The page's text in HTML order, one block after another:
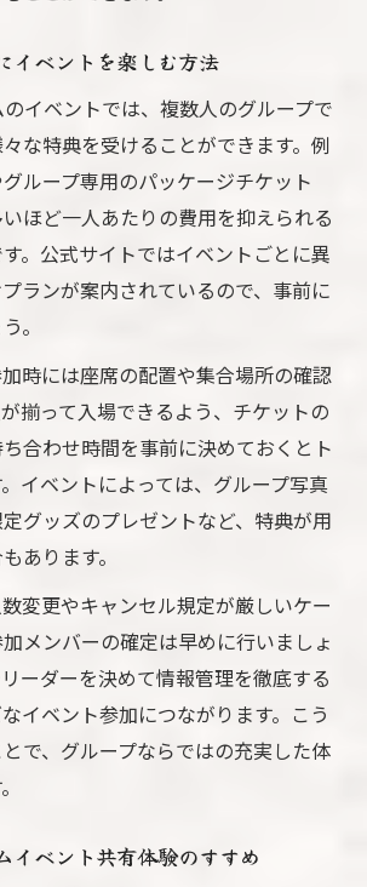
イベントを楽しむ方法
イベントでは、複数人のグループで
な特典を受けることができます。例
ループ専用のパッケージチケット
ほど一人あたりの費用を抑えられる
。公式サイトではイベントごとに異
ランが案内されているので、事前に
。
時には座席の配置や集合場所の確認
揃って入場できるよう、チケットの
合わせ時間を事前に決めておくとト
イベントによっては、グループ写真
グッズのプレゼントなど、特典が用
あります。
変更やキャンセル規定が厳しいケー
メンバーの確定は早めに行いましょ
ーダーを決めて情報管理を徹底する
イベント参加につながります。こう
で、グループならではの充実した体
イベント共有体験のすすめ